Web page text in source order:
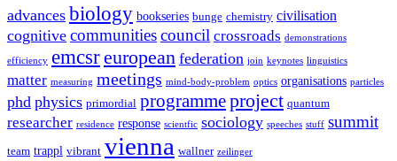
advances biology bookseries bunge chemistry civilisation
cognitive communitiescouncil crossroads demonstrations
efficiency emcsreuropean federation join keynotes linguistics
matter measuring meetings mind-body-problem optics organisations particles
phd physics primordial programmeproject quantum
researcher residence response scientfic sociology speeches stuff summit
team trappl vibrant vienna wallner zeilinger